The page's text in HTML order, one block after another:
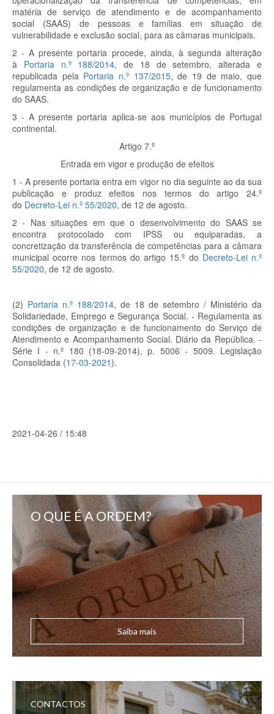
matéria de serviço de atendimento e de acompanhamento
social (SAAS) de pessoas e famílias em situação de
vulnerabilidade e exclusão social, para as câmaras municipais.
2 - A presente portaria procede, ainda, à segunda alteração
à Portaria n.º 188/2014, de 18 de setembro, alterada e
republicada pela Portaria n.º 137/2015, de 19 de maio, que
regulamenta as condições de organização e de funcionamento
do SAAS.
3 - A presente portaria aplica-se aos municípios de Portugal
continental.
Artigo 7.º
Entrada em vigor e produção de efeitos
1 - A presente portaria entra em vigor no dia seguinte ao da sua
publicação e produz efeitos nos termos do artigo 24.º
do Decreto-Lei n.º 55/2020, de 12 de agosto.
2 - Nas situações em que o desenvolvimento do SAAS se
encontra protocolado com IPSS ou equiparadas, a
concretização da transferência de competências para a câmara
municipal ocorre nos termos do artigo 15.º do Decreto-Lei n.º
55/2020, de 12 de agosto.
(2) Portaria n.º 188/2014, de 18 de setembro / Ministério da
Solidariedade, Emprego e Segurança Social. - Regulamenta as
condições de organização e de funcionamento do Serviço de
Atendimento e Acompanhamento Social. Diário da República. -
Série I - n.º 180 (18-09-2014), p. 5006 - 5009. Legislação
Consolidada (17-03-2021).
2021-04-26 / 15:48
O QUE É A ORDEM?
Saiba mais
CONTACTOS